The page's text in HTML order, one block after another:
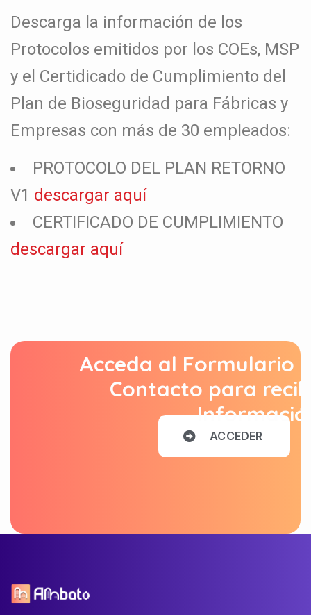
Descarga la información de los
Protocolos emitidos por los COEs, MSP
y el Certidicado de Cumplimiento del
Plan de Bioseguridad para Fábricas y
Empresas con más de 30 empleados:
PROTOCOLO DEL PLAN RETORNO
V1 descargar aquí
CERTIFICADO DE CUMPLIMIENTO
descargar aquí
Acceda al Formulario
Contacto para
ACCEDER